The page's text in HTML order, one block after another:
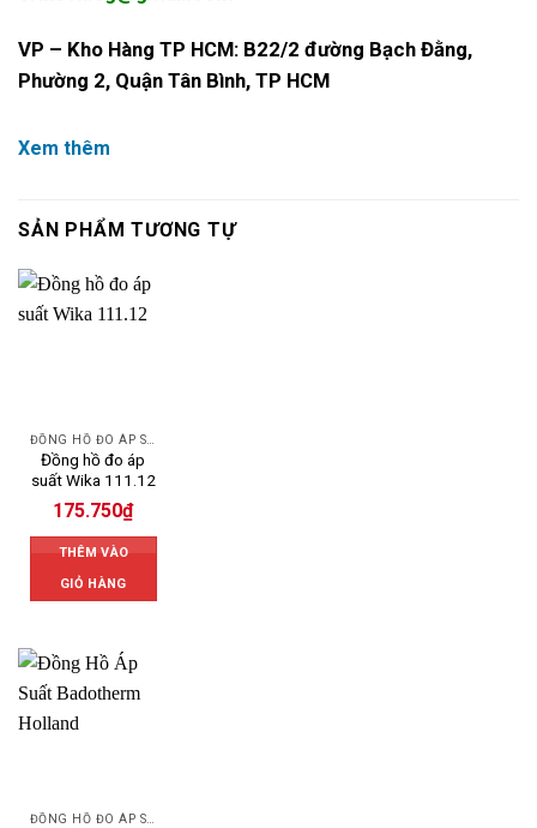
VP – Kho Hàng TP HCM: B22/2 đường Bạch Đằng,
Phường 2, Quận Tân Bình, TP HCM
Xem thêm
SẢN PHẨM TƯƠNG TỰ
Đồng hồ đo áp
suất Wika 111.12
175.750₫
THÊM VÀO
GIỎ HÀNG